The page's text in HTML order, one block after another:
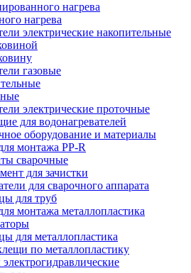
нагрева
нагрева
электрические накопительные
газовые
электрические проточные
для водонагревателей
оборудование и материалы
монтажа PP-R
сварочные
для зачистки
для сварочного аппарата
для труб
монтажа металлопластика
для металлопластика
по металлопластику